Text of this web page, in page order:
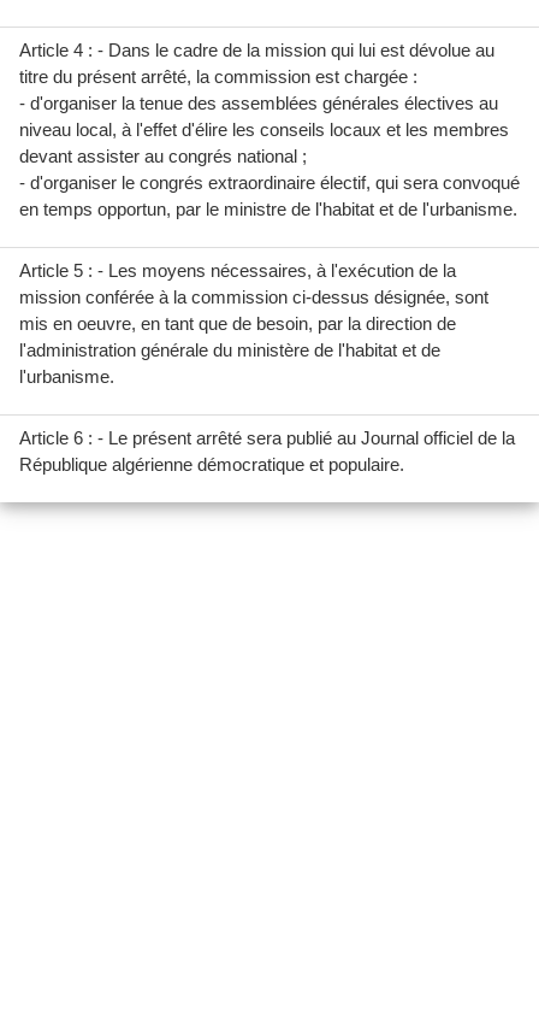
Article 4 : - Dans le cadre de la mission qui lui est dévolue au
titre du présent arrêté, la commission est chargée :
- d'organiser la tenue des assemblées générales électives au
niveau local, à l'effet d'élire les conseils locaux et les membres
devant assister au congrés national ;
- d'organiser le congrés extraordinaire électif, qui sera convoqué
en temps opportun, par le ministre de l'habitat et de l'urbanisme.
Article 5 : - Les moyens nécessaires, à l'exécution de la
mission conférée à la commission ci-dessus désignée, sont
mis en oeuvre, en tant que de besoin, par la direction de
l'administration générale du ministère de l'habitat et de
l'urbanisme.
Article 6 : - Le présent arrêté sera publié au Journal officiel de la
République algérienne démocratique et populaire.